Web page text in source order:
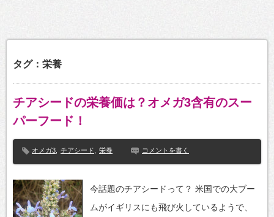
タグ：栄養
チアシードの栄養価は？オメガ3含有のスー
パーフード！
オメガ3 チアシード 栄養 コメントを書く
今話題のチアシードって？ 米国での大ブー
ムがイギリスにも飛び火しているようで、